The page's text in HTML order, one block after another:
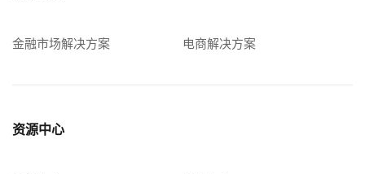
金融市场解决方案 电商解决方案
资源中心